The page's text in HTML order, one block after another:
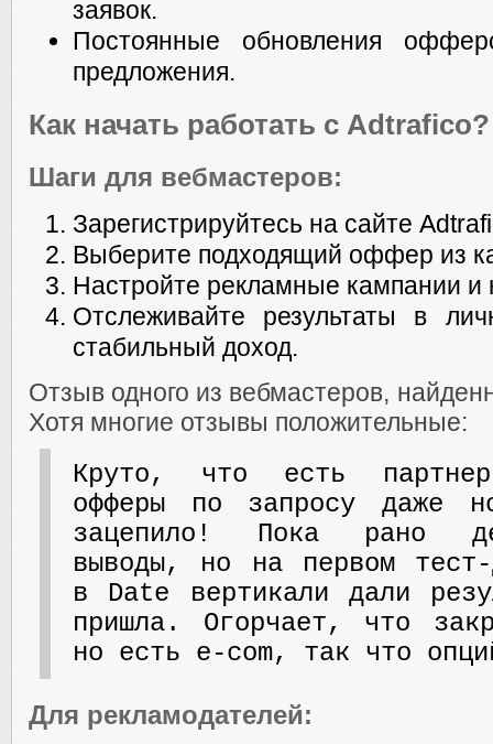
заявок.
Постоянные обновления
предложения.
Как начать работать с Adtrafico?
Шаги для вебмастеров:
Зарегистрируйтесь на сайте
Выберите подходящий оффер из
Настройте рекламные кампании и
Отслеживайте результаты в
стабильный доход.
Отзыв одного из вебмастеров,
Хотя многие отзывы положительные:
Круто, что есть
офферы по запросу даже
зацепило! Пока рано
выводы, но на первом тест-
в Date вертикали дали
пришла. Огорчает, что
но есть e-com, так что
Для рекламодателей: